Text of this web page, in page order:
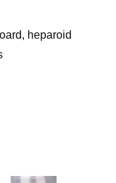
heparoid